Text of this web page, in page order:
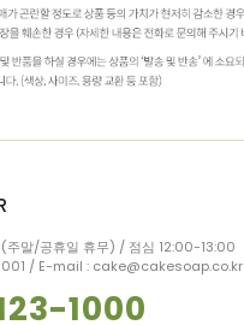
주말/공휴일 휴무) / 점심 12:00-13:00
/ E-mail : cake@cakesoap.co.kr
1000